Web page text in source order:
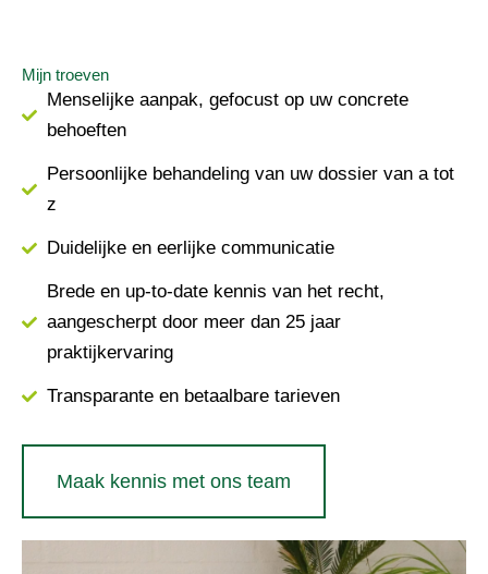
Mijn troeven
Menselijke aanpak, gefocust op uw concrete
behoeften
Persoonlijke behandeling van uw dossier van a tot
z
Duidelijke en eerlijke communicatie
Brede en up-to-date kennis van het recht,
aangescherpt door meer dan 25 jaar
praktijkervaring
Transparante en betaalbare tarieven
Maak kennis met ons team